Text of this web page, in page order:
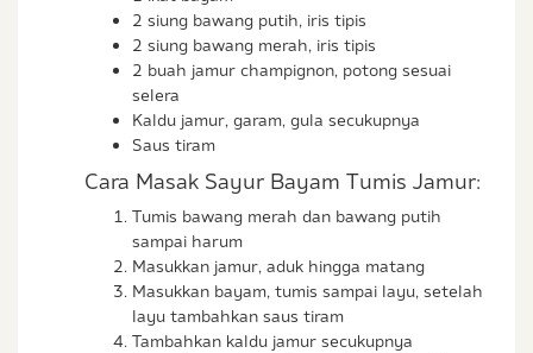
2 siung bawang putih, iris tipis
2 siung bawang merah, iris tipis
2 buah jamur champignon, potong sesuai
selera
Kaldu jamur, garam, gula secukupnya
Saus tiram
Cara Masak Sayur Bayam Tumis Jamur:
Tumis bawang merah dan bawang putih
sampai harum
Masukkan jamur, aduk hingga matang
Masukkan bayam, tumis sampai layu, setelah
layu tambahkan saus tiram
Tambahkan kaldu jamur secukupnya